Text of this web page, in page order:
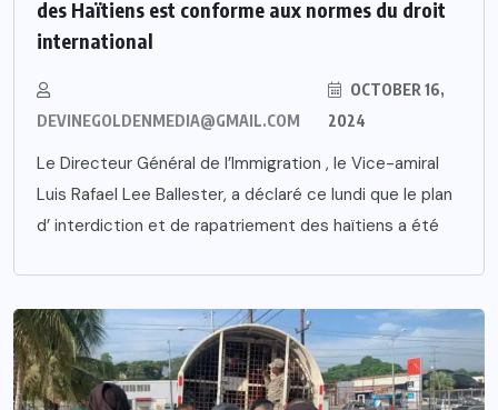
des Haïtiens est conforme aux normes du droit
international
DEVINEGOLDENMEDIA@GMAIL.COM
OCTOBER 16,
2024
Le Directeur Général de l’Immigration , le Vice-amiral
Luis Rafael Lee Ballester, a déclaré ce lundi que le plan
d’ interdiction et de rapatriement des haïtiens a été